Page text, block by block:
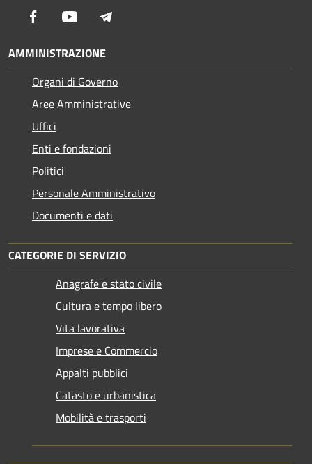
Facebook Youtube
AMMINISTRAZIONE
Organi di Governo
Aree Amministrative
Uffici
Enti e fondazioni
Politici
Personale Amministrativo
Documenti e dati
CATEGORIE DI SERVIZIO
Anagrafe e stato civile
Cultura e tempo libero
Vita lavorativa
Imprese e Commercio
Appalti pubblici
Catasto e urbanistica
Mobilità e trasporti